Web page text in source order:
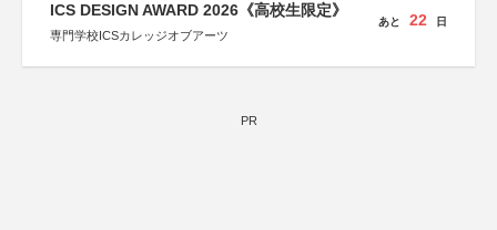
ICS DESIGN AWARD 2026《高校生限定》
専門学校ICSカレッジオブアーツ
あと 22 日
PR